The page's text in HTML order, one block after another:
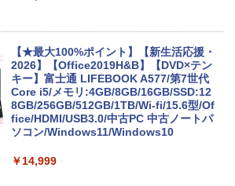
￥14,990
【2026年アップグレード版】AOKIMI ワイヤ
レスイヤホン bluetooth イヤホン V12 小型
るーとゅーす コードレス ENCノイズキャン
￥250
On My Road (Stadium ver.)
￥1,117
by Amazon 炭酸水 ラベルレス 500ml ×24本
art Basic)
￥594
HUNTER×HUNTER モノクロ版 39 (ジャンプ
コミックスDIGITAL)
￥572
【★最大100%ポイント】【新生活応援・
2026】【Office2019H&B】【DVD×テン
キー】富士通 LIFEBOOK A577/第7世代
Core i5/メモリ:4GB/8GB/16GB/SSD:12
8GB/256GB/512GB/1TB/Wi-fi/15.6型/Of
fice/HDMI/USB3.0/中古PC 中古ノートパ
ソコン/Windows11/Windows10
￥14,999